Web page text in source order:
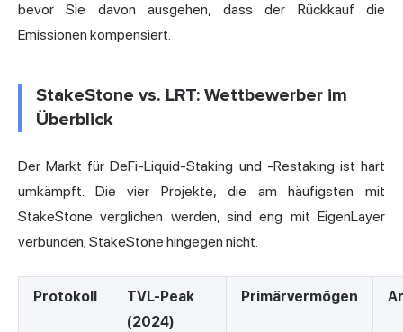
bevor Sie davon ausgehen, dass der Rückkauf die
Emissionen kompensiert.
StakeStone vs. LRT: Wettbewerber im
Überblick
Der Markt für DeFi-Liquid-Staking und -Restaking ist hart
umkämpft. Die vier Projekte, die am häufigsten mit
StakeStone verglichen werden, sind eng mit EigenLayer
verbunden; StakeStone hingegen nicht.
Protokoll
TVL-Peak
(2024)
Primärvermögen